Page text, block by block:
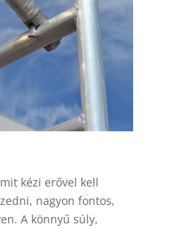
kézi erővel kell
nagyon fontos,
A könnyű súly,